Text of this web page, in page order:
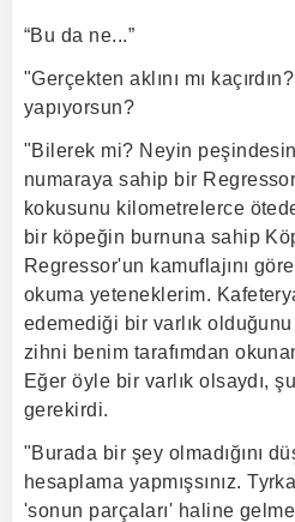
“Bu da ne...”
"Gerçekten aklını mı
yapıyorsun?
"Bilerek mi? Neyin
numaraya sahip bir
kokusunu kilometrelerce
bir köpeğin burnuna sahip
Regressor'un kamuflajını
okuma yeteneklerim.
edemediği bir varlık
zihni benim tarafımdan
Eğer öyle bir varlık olsaydı,
gerekirdi.
"Burada bir şey olmadığını
hesaplama yapmışsınız.
'sonun parçaları' haline